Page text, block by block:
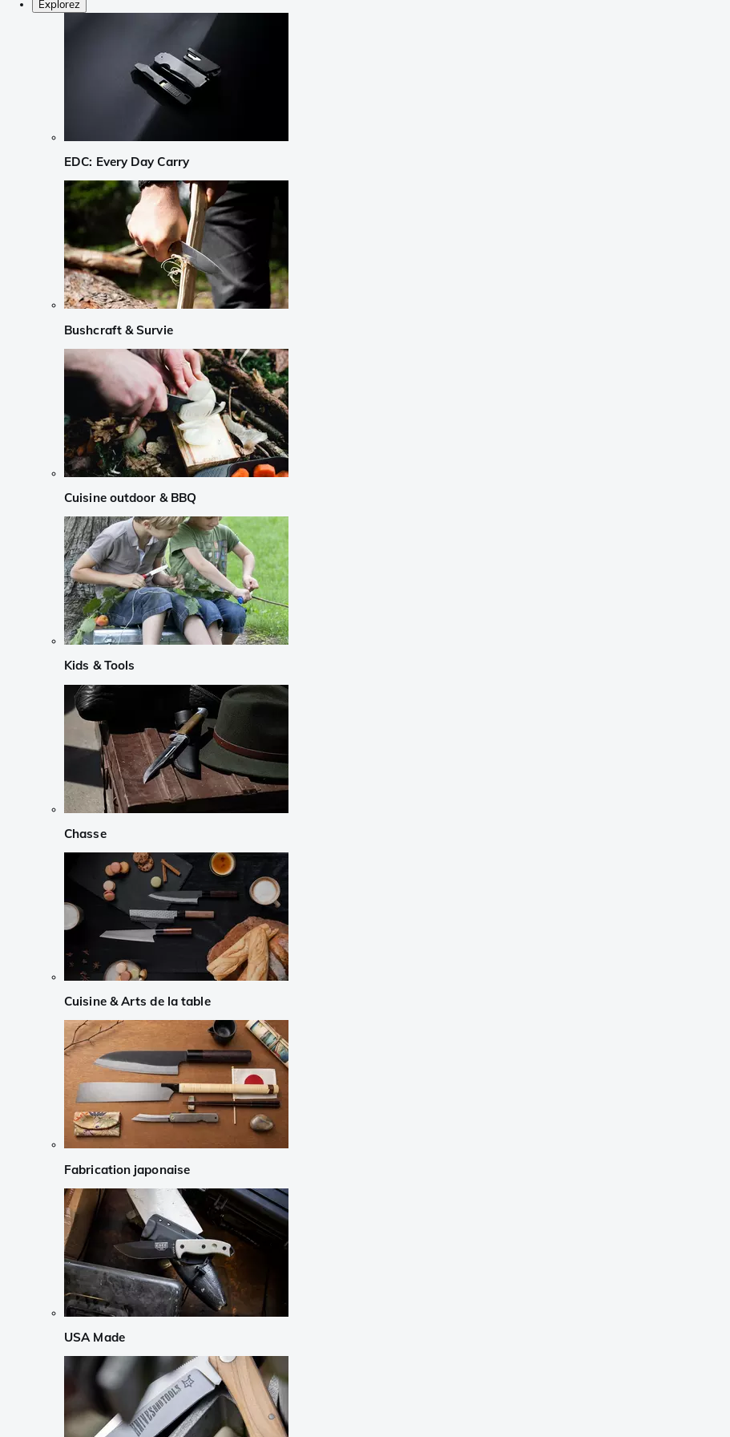
Explorez
EDC: Every Day Carry
Bushcraft & Survie
Cuisine outdoor & BBQ
Kids & Tools
Chasse
Cuisine & Arts de la table
Fabrication japonaise
USA Made